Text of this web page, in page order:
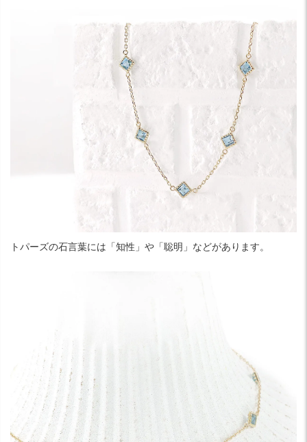
トパーズの石言葉には「知性」や「聡明」などがあります。